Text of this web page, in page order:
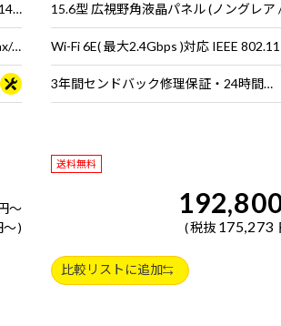
15.6型 広視野角液晶パネル (ノングレア / 144Hz対応 / アスペクト比16:9)
Wi-Fi 6E( 最大2.4Gbps )対応 IEEE 802.11 ax/ac/a/b/g/n準拠 ＋ Bluetooth 5内蔵
～
～
3年間センドバック修理保証・24時間×365日電話サポート
送料無料
税抜 175,273
比較リストに追加